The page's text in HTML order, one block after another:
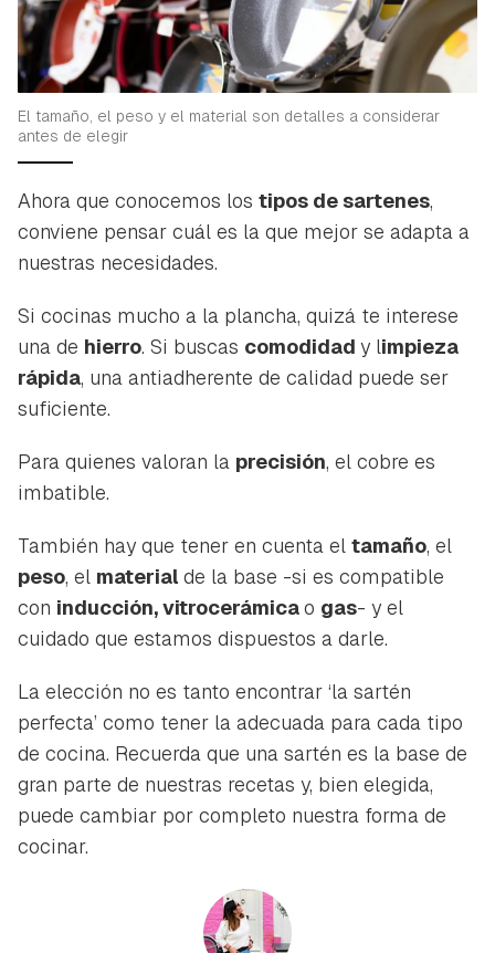
El tamaño, el peso y el material son detalles a considerar
antes de elegir
Ahora que conocemos los tipos de sartenes,
conviene pensar cuál es la que mejor se adapta a
nuestras necesidades.
Si cocinas mucho a la plancha, quizá te interese
una de hierro. Si buscas comodidad y limpieza
rápida, una antiadherente de calidad puede ser
suficiente.
Para quienes valoran la precisión, el cobre es
imbatible.
También hay que tener en cuenta el tamaño, el
peso, el material de la base -si es compatible
con inducción, vitrocerámicao gas- y el
cuidado que estamos dispuestos a darle.
La elección no es tanto encontrar ‘la sartén
perfecta’ como tener la adecuada para cada tipo
de cocina. Recuerda que una sartén es la base de
gran parte de nuestras recetas y, bien elegida,
puede cambiar por completo nuestra forma de
cocinar.